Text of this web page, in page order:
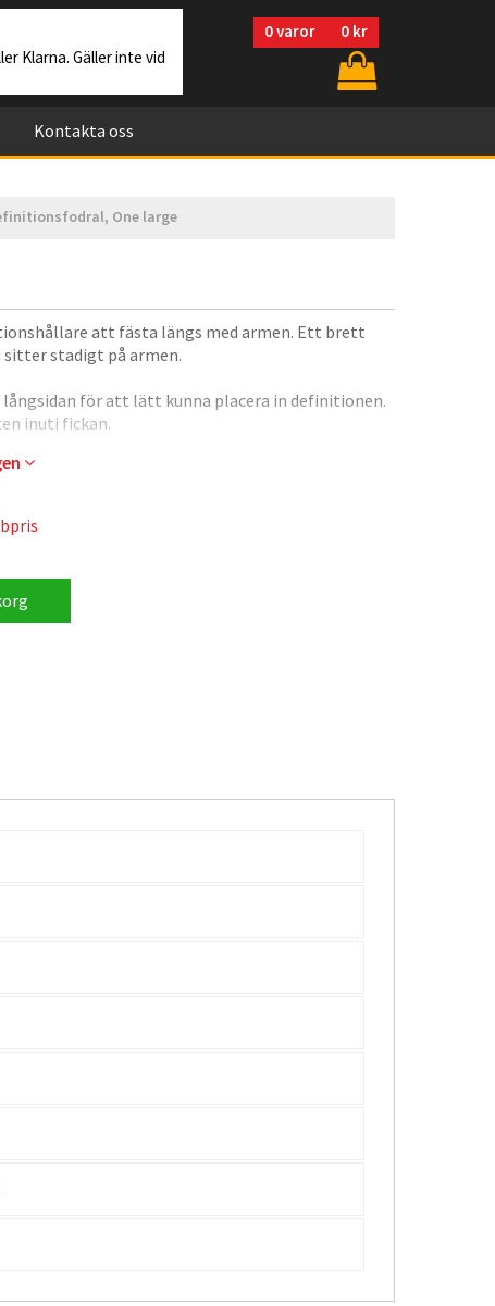
0varor 0 kr
Klarna. Gäller inte vid
Kontakta oss
One large
att fästa längs med armen. Ett brett
stadigt på armen.
för att lätt kunna placera in definitionen.
inuti fickan.